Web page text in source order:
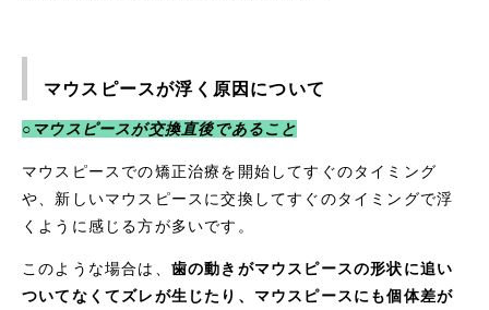
マウスピースが浮く原因について
○マウスピースが交換直後であること
マウスピースでの矯正治療を開始してすぐのタイミング
や、新しいマウスピースに交換してすぐのタイミングで浮
くように感じる方が多いです。
このような場合は、 歯の動きがマウスピースの形状に追い
ついてなくてズレが生じたり、マウスピースにも個体差が